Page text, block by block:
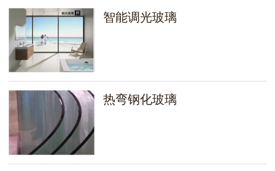
智能调光玻璃
热弯钢化玻璃